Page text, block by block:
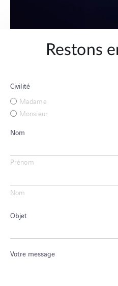
Restons
Civilité
Madame
Monsieur
Nom
Prénom
Nom
Objet
Votre message